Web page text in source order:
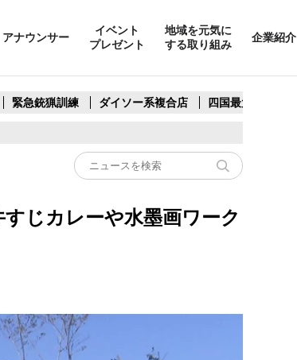
アナウンサー
イベント
プレゼント
地域を元気に
する取り組み
企業紹介
緊急銃猟訓練 ダイソー系複合店 四国最大スリコ
じカレーや水墨画ワーク